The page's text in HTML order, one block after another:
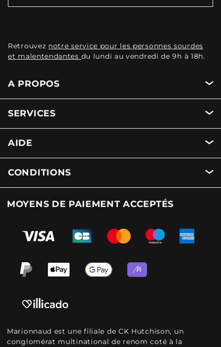
Retrouvez notre service pour les personnes sourdes
et malentendantes du lundi au vendredi de 9h à 18h.
A PROPOS
SERVICES
AIDE
CONDITIONS
MOYENS DE PAIEMENT ACCEPTÉS
Marionnaud est une filiale de CK Hutchison, un
conglomérat multinational de renom coté à la